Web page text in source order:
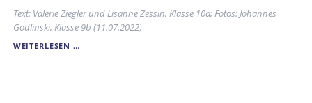
Text: Valerie Ziegler und Lisanne Zessin, Klasse 10a; Fotos: Johannes
Godlinski, Klasse 9b (11.07.2022)
WEITERLESEN …ABSCHLUSSVERANSTALTUNG